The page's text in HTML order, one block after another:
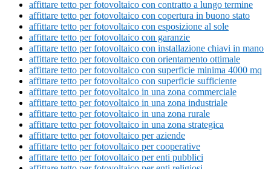
affittare tetto per fotovoltaico con contratto a lungo termine
affittare tetto per fotovoltaico con copertura in buono stato
affittare tetto per fotovoltaico con esposizione al sole
affittare tetto per fotovoltaico con garanzie
affittare tetto per fotovoltaico con installazione chiavi in mano
affittare tetto per fotovoltaico con orientamento ottimale
affittare tetto per fotovoltaico con superficie minima 4000 mq
affittare tetto per fotovoltaico con superficie sufficiente
affittare tetto per fotovoltaico in una zona commerciale
affittare tetto per fotovoltaico in una zona industriale
affittare tetto per fotovoltaico in una zona rurale
affittare tetto per fotovoltaico in una zona strategica
affittare tetto per fotovoltaico per aziende
affittare tetto per fotovoltaico per cooperative
affittare tetto per fotovoltaico per enti pubblici